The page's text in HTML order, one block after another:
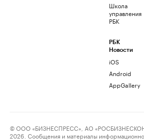
Школа
управления
РБК
РБК
Новости
iOS
Android
AppGallery
© ООО «БИЗНЕСПРЕСС», АО
2026. Сообщения и материалы